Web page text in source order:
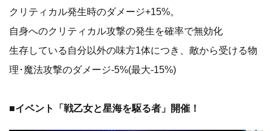
クリティカル発生時のダメージ+15%。
自身へのクリティカル攻撃の発生を確率で無効化
生存している自分以外の味方1体につき、敵から受ける物
理･魔法攻撃のダメージ-5%(最大-15%)
■イベント「戦乙女と星海を駆る者」開催！